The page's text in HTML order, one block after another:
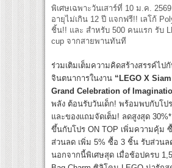
พิเศษเฉพาะวันเสาร์ที่ 10 ม.ค.
อายุไม่เกิน 12 ปี แจกฟรี!! เลโก้
ชิ้น!! และ สำหรับ 500 คนแรก รับ
cup จากสายพานทันที
ร่วมเติมเต็มความคิดสร้างสรรค์ไป
จินตนาการในงาน “LEGO X
Grand Celebration of
พลัง ต้อนรับวันเด็ก! พร้อมพบกับโป
และของแถมจัดเต็ม! ลดสูงสุด
ขึ้นกับโปร ON TOP เพิ่มความคุ้ม
ส่วนลด เพิ่ม 5% ซื้อ 3 ชิ้น รับส่วนล
นอกจากนี้พิเศษสุด เมื่อช้อปครบ